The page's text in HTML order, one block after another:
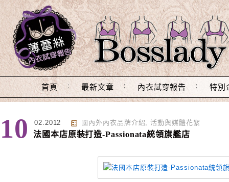
Main Menu
首頁 最新文章 內衣試穿報告 特別
10 02.2012 國內外內衣品牌介紹, 活動與媒體花絮
法國本店原裝打造-Passionata統領旗艦店